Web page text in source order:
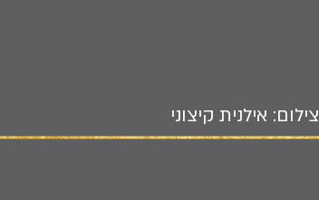
צילום: אילנית קיצוני